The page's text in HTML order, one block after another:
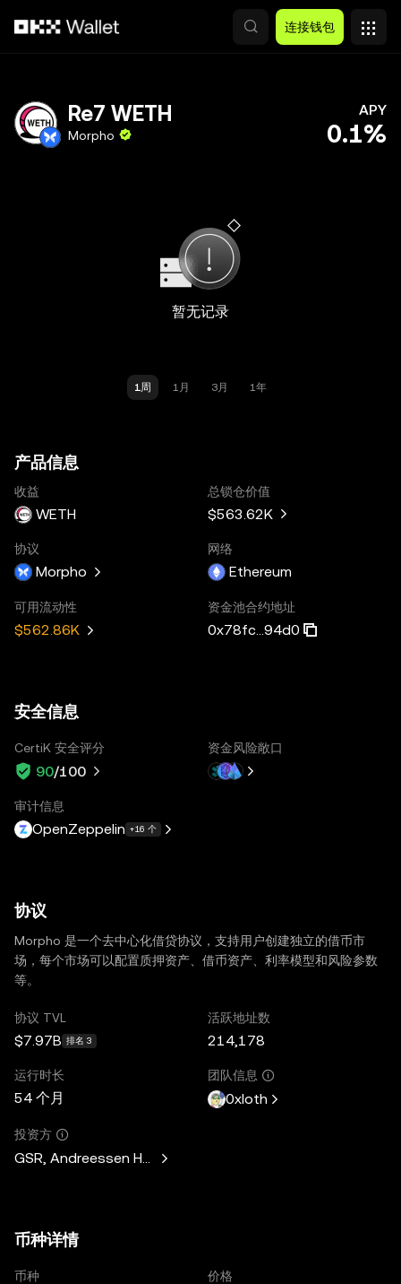
连接钱包
Re7 WETH
Morpho
APY
0.1%
暂无记录
1周 1月 3月 1年
产品信息
收益
WETH
总锁仓价值
$563.62K
协议
Morpho
网络
Ethereum
可用流动性
$562.86K
资金池合约地址
0x78fc...94d0
安全信息
CertiK 安全评分
90/100
资金风险敞口
审计信息
OpenZeppelin +16 个
协议
Morpho 是一个去中心化借贷协议，支持用户创建独立的借币市
场，每个市场可以配置质押资产、借币资产、利率模型和风险参数
等。
协议 TVL
$7.97B 排名 3
活跃地址数
214,178
运行时长
54 个月
团队信息
0xloth
投资方
GSR, Andreessen Horowitz, Mechanism Capital, Variant
币种详情
币种 价格